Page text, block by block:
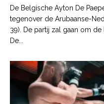
De Belgische Ayton De
tegenover de Arubaanse-
39). De partij zal gaan om
De...